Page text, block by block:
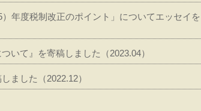
年度税制改正のポイント」についてエッセイを
いて』を寄稿しました（2023.04）
ました（2022.12）